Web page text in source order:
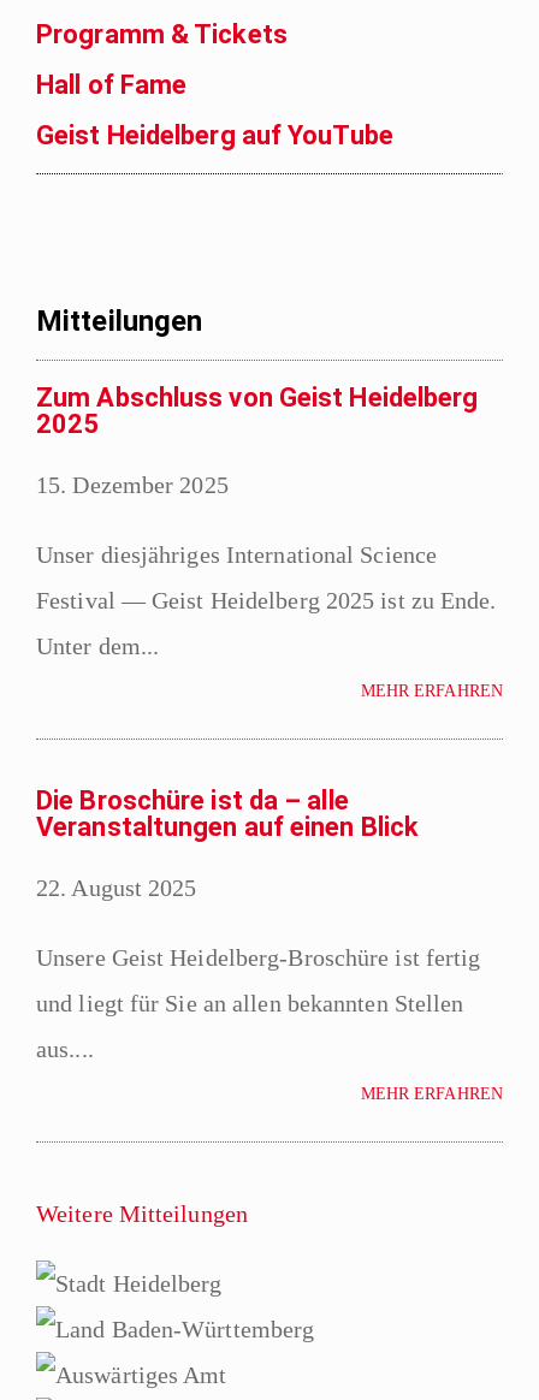
Programm & Tickets
Hall of Fame
Geist Heidelberg auf YouTube
Mitteilungen
Zum Abschluss von Geist Heidelberg
2025
15. Dezember 2025
Unser diesjähriges International Science
Festival — Geist Heidelberg 2025 ist zu Ende.
Unter dem...
MEHR ERFAHREN
Die Broschüre ist da – alle
Veranstaltungen auf einen Blick
22. August 2025
Unsere Geist Heidelberg-Broschüre ist fertig
und liegt für Sie an allen bekannten Stellen
aus....
MEHR ERFAHREN
Weitere Mitteilungen